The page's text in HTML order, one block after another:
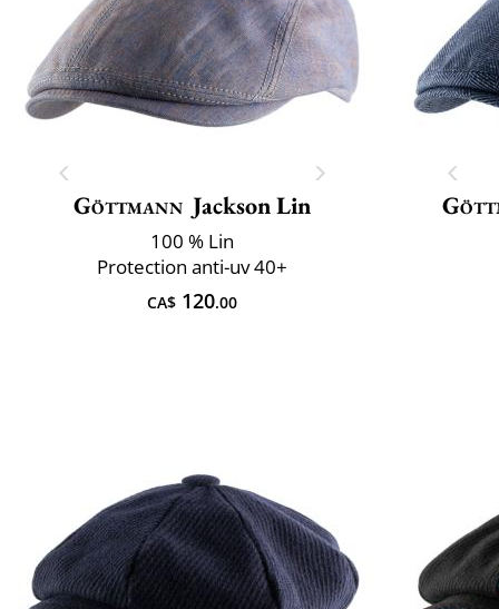
Göttmann Jackson Lin
100 % Lin
Protection anti-uv 40+
CA$ 120.00